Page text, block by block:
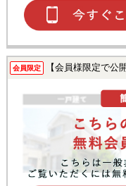
会員限定 【会員様限定で公